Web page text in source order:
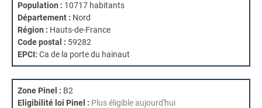
Population : 10717 habitants
Département : Nord
Région : Hauts-de-France
Code postal : 59282
EPCI: Ca de la porte du hainaut
Zone Pinel : B2
Eligibilité loi Pinel : Plus éligible aujourd'hui